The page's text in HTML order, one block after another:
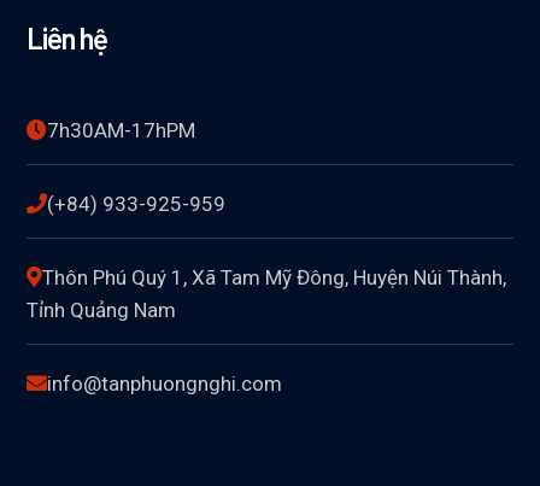
Liên hệ
7h30AM-17hPM
(+84) 933-925-959
Thôn Phú Quý 1, Xã Tam Mỹ Đông, Huyện Núi Thành,
Tỉnh Quảng Nam
info@tanphuongnghi.com